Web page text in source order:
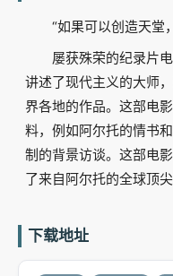
“如果可以创造天堂
屡获殊荣的纪录片
讲述了现代主义的大师
界各地的作品。这部电
料，例如阿尔托的情书
制的背景访谈。这部电
了来自阿尔托的全球顶
下载地址